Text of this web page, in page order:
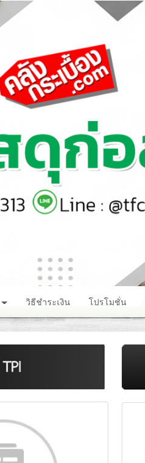
วิธีชำระเงิน โปรโมชั่น